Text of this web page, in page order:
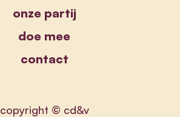
onze partij
doe mee
contact
copyright © cd&v